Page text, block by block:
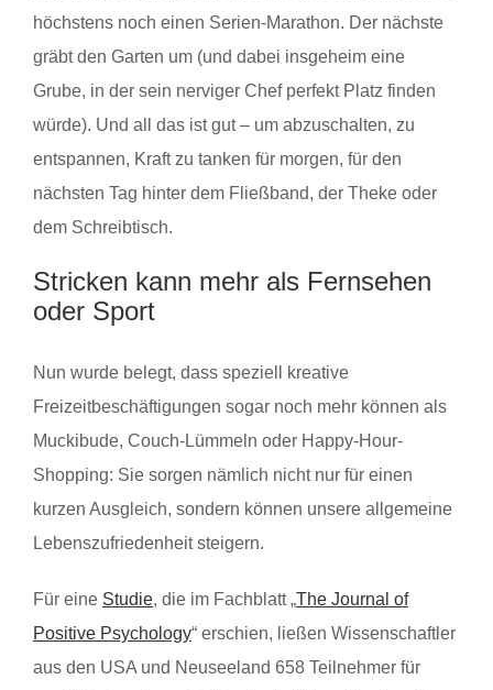
höchstens noch einen Serien-Marathon. Der nächste
gräbt den Garten um (und dabei insgeheim eine
Grube, in der sein nerviger Chef perfekt Platz finden
würde). Und all das ist gut – um abzuschalten, zu
entspannen, Kraft zu tanken für morgen, für den
nächsten Tag hinter dem Fließband, der Theke oder
dem Schreibtisch.
Stricken kann mehr als Fernsehen
oder Sport
Nun wurde belegt, dass speziell kreative
Freizeitbeschäftigungen sogar noch mehr können als
Muckibude, Couch-Lümmeln oder Happy-Hour-
Shopping: Sie sorgen nämlich nicht nur für einen
kurzen Ausgleich, sondern können unsere allgemeine
Lebenszufriedenheit steigern.
Für eine Studie, die im Fachblatt „The Journal of
Positive Psychology“ erschien, ließen Wissenschaftler
aus den USA und Neuseeland 658 Teilnehmer für